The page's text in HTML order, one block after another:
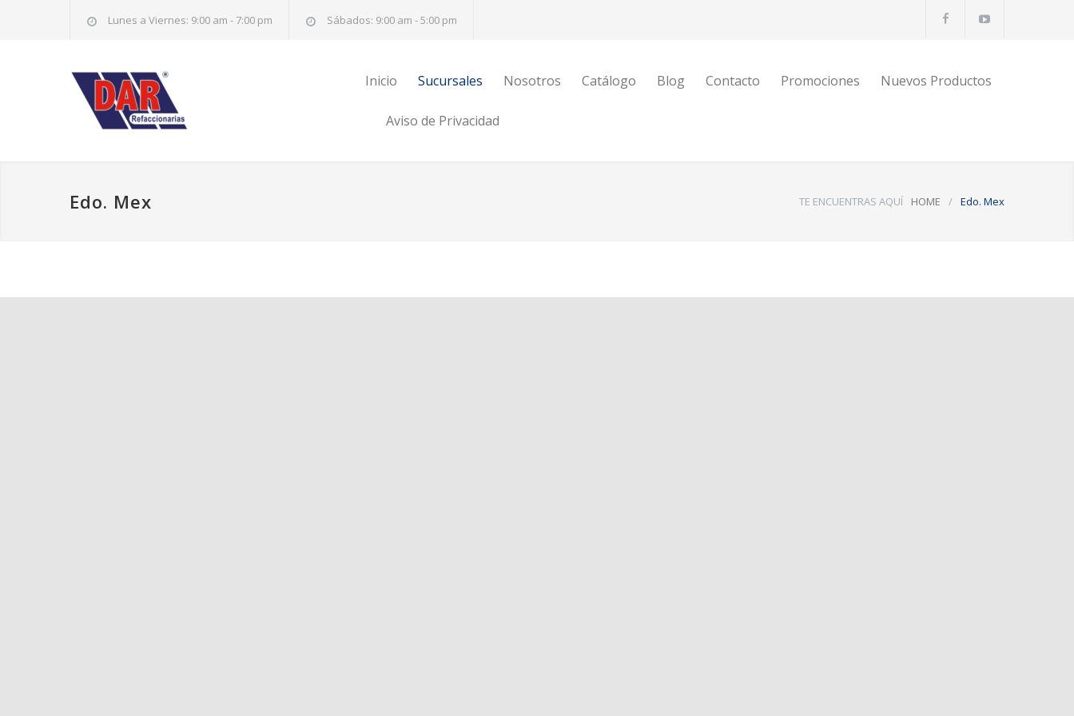
Lunes a Viernes: 9:00 am - 7:00 pm Sábados: 9:00 am - 5:00 pm
Inicio Sucursales Nosotros Catálogo Blog Contacto Promociones Nuevos Productos
Aviso de Privacidad
Edo. Mex TE ENCUENTRAS AQUÍ HOME / Edo. Mex